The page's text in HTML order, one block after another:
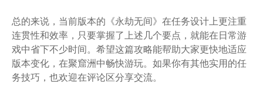
总的来说，当前版本的《永劫无间》在任务设计上更注重
连贯性和效率，只要掌握了上述几个要点，就能在日常游
戏中省下不少时间。希望这篇攻略能帮助大家更快地适应
版本变化，在聚窟洲中畅快游玩。如果你有其他实用的任
务技巧，也欢迎在评论区分享交流。